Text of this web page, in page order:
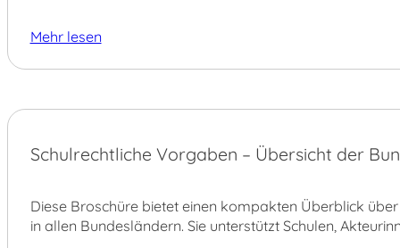
Mehr lesen
29.
APR.
Schulrechtliche Vorgaben – Übersicht der
Diese Broschüre bietet einen kompakten Überblick
in allen Bundesländern. Sie unterstützt Schulen,